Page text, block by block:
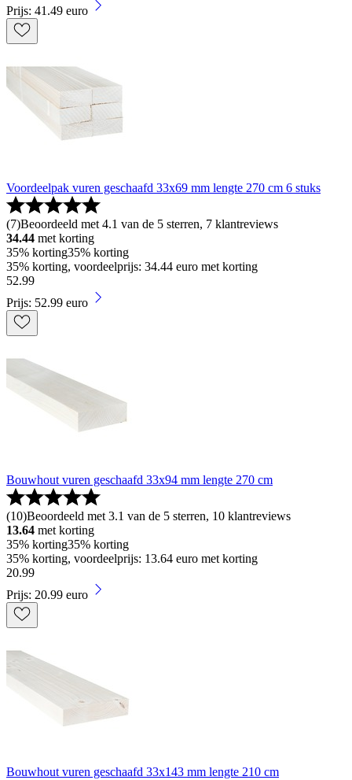
Prijs: 41.49 euro
Voordeelpak vuren geschaafd 33x69 mm lengte 270 cm 6 stuks
(7)Beoordeeld met 4.1 van de 5 sterren, 7 klantreviews
34.44 met korting
35% korting35% korting
35% korting, voordeelprijs: 34.44 euro met korting
52.99
Prijs: 52.99 euro
Bouwhout vuren geschaafd 33x94 mm lengte 270 cm
(10)Beoordeeld met 3.1 van de 5 sterren, 10 klantreviews
13.64 met korting
35% korting35% korting
35% korting, voordeelprijs: 13.64 euro met korting
20.99
Prijs: 20.99 euro
Bouwhout vuren geschaafd 33x143 mm lengte 210 cm